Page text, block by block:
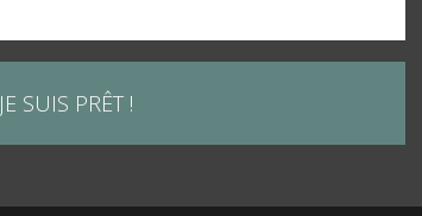
JE SUIS PRÊT !